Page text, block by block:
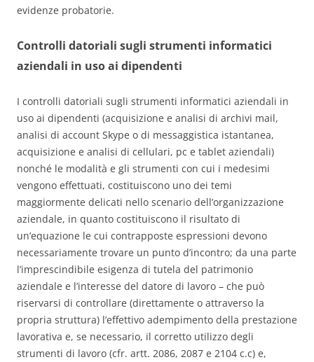
evidenze probatorie.
Controlli datoriali sugli strumenti informatici
aziendali in uso ai dipendenti
I controlli datoriali sugli strumenti informatici aziendali in
uso ai dipendenti (acquisizione e analisi di archivi mail,
analisi di account Skype o di messaggistica istantanea,
acquisizione e analisi di cellulari, pc e tablet aziendali)
nonché le modalità e gli strumenti con cui i medesimi
vengono effettuati, costituiscono uno dei temi
maggiormente delicati nello scenario dell’organizzazione
aziendale, in quanto costituiscono il risultato di
un’equazione le cui contrapposte espressioni devono
necessariamente trovare un punto d’incontro; da una parte
l’imprescindibile esigenza di tutela del patrimonio
aziendale e l’interesse del datore di lavoro – che può
riservarsi di controllare (direttamente o attraverso la
propria struttura) l’effettivo adempimento della prestazione
lavorativa e, se necessario, il corretto utilizzo degli
strumenti di lavoro (cfr. artt. 2086, 2087 e 2104 c.c) e,